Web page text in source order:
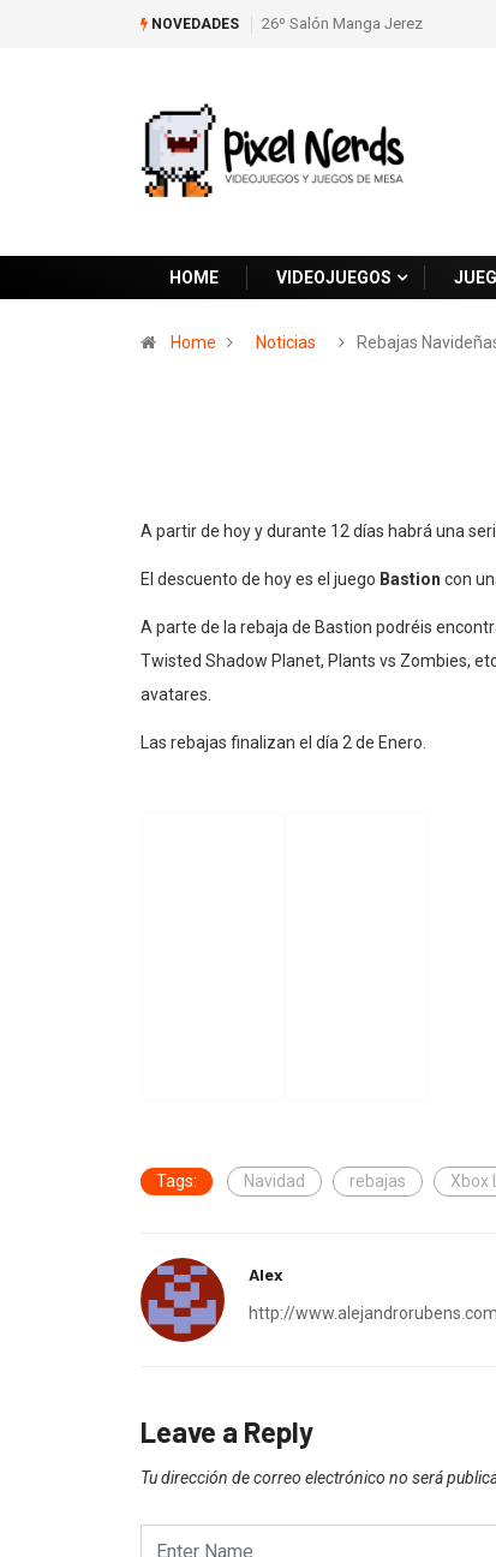
NOVEDADES 26º Salón Manga Jerez
HOME VIDEOJUEGOS
Home Noticias Rebajas
A partir de hoy y durante 12 días habrá una
El descuento de hoy es el juego Bastion con
A parte de la rebaja de Bastion podréis
Twisted Shadow Planet, Plants vs Zombies,
avatares.
Las rebajas finalizan el día 2 de Enero.
Tags: Navidad rebajas Xbox
Alex
http://www.alejandrorubens.com
Leave a Reply
Tu dirección de correo electrónico no será